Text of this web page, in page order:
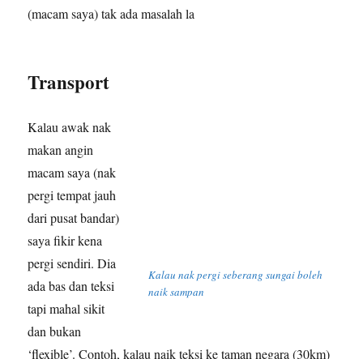
(macam saya) tak ada masalah la
Transport
Kalau nak pergi seberang sungai boleh
naik sampan
Kalau awak nak
makan angin
macam saya (nak
pergi tempat jauh
dari pusat bandar)
saya fikir kena
pergi sendiri. Dia
ada bas dan teksi
tapi mahal sikit
dan bukan
‘flexible’. Contoh, kalau naik teksi ke taman negara (30km)